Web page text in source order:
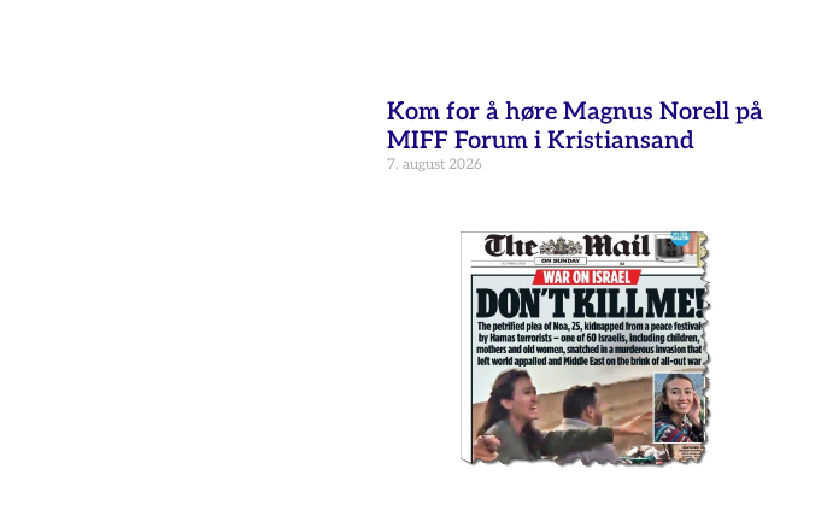
Kom for å høre Magnus Norell på
MIFF Forum i Kristiansand
7. august 2026